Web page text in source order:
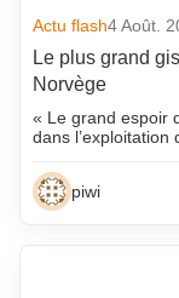
Actu flash4 Août.
Le plus grand
Norvège
« Le grand espoir
dans
piwi